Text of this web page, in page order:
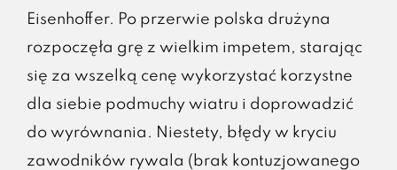
Eisenhoffer. Po przerwie polska drużyna
rozpoczęła grę z wielkim impetem, starając
się za wszelką cenę wykorzystać korzystne
dla siebie podmuchy wiatru i doprowadzić
do wyrównania. Niestety, błędy w kryciu
zawodników rywala (brak kontuzjowanego